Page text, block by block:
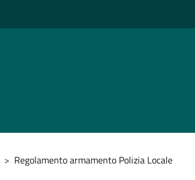
> Regolamento armamento Polizia Locale